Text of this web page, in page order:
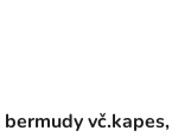
bermudy